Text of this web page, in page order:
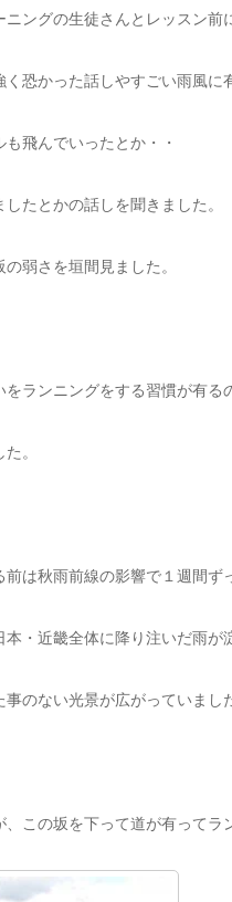
ニングの生徒さんとレッスン前
く恐かった話しやすごい雨風に
飛んでいったとか・・
たとかの話しを聞きました。
弱さを垣間見ました。
ランニングをする習慣が有る
。
は秋雨前線の影響で１週間ず
・近畿全体に降り注いだ雨が
のない光景が広がっていまし
この坂を下って道が有ってラ